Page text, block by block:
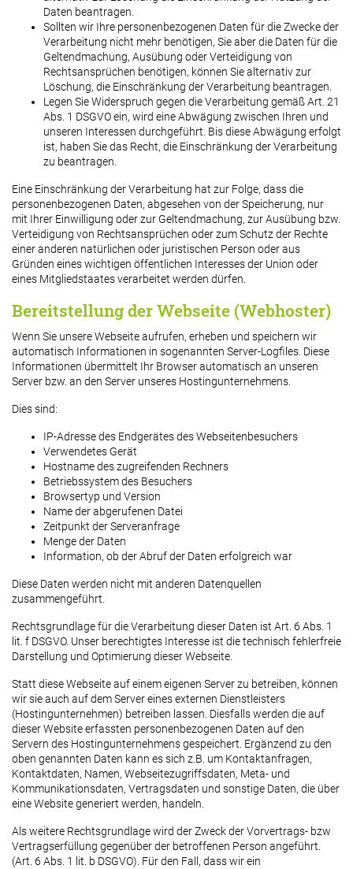
Daten beantragen.
Sollten wir Ihre personenbezogenen Daten für die Zwecke der
Verarbeitung nicht mehr benötigen, Sie aber die Daten für die
Geltendmachung, Ausübung oder Verteidigung von
Rechtsansprüchen benötigen, können Sie alternativ zur
Löschung, die Einschränkung der Verarbeitung beantragen.
Legen Sie Widerspruch gegen die Verarbeitung gemäß Art. 21
Abs. 1 DSGVO ein, wird eine Abwägung zwischen Ihren und
unseren Interessen durchgeführt. Bis diese Abwägung erfolgt
ist, haben Sie das Recht, die Einschränkung der Verarbeitung
zu beantragen.
Eine Einschränkung der Verarbeitung hat zur Folge, dass die
personenbezogenen Daten, abgesehen von der Speicherung, nur
mit Ihrer Einwilligung oder zur Geltendmachung, zur Ausübung bzw.
Verteidigung von Rechtsansprüchen oder zum Schutz der Rechte
einer anderen natürlichen oder juristischen Person oder aus
Gründen eines wichtigen öffentlichen Interesses der Union oder
eines Mitgliedstaates verarbeitet werden dürfen.
Bereitstellung der Webseite (Webhoster)
Wenn Sie unsere Webseite aufrufen, erheben und speichern wir
automatisch Informationen in sogenannten Server-Logfiles. Diese
Informationen übermittelt Ihr Browser automatisch an unseren
Server bzw. an den Server unseres Hostingunternehmens.
Dies sind:
IP-Adresse des Endgerätes des Webseitenbesuchers
Verwendetes Gerät
Hostname des zugreifenden Rechners
Betriebssystem des Besuchers
Browsertyp und Version
Name der abgerufenen Datei
Zeitpunkt der Serveranfrage
Menge der Daten
Information, ob der Abruf der Daten erfolgreich war
Diese Daten werden nicht mit anderen Datenquellen
zusammengeführt.
Rechtsgrundlage für die Verarbeitung dieser Daten ist Art. 6 Abs. 1
lit. f DSGVO. Unser berechtigtes Interesse ist die technisch fehlerfreie
Darstellung und Optimierung dieser Webseite.
Statt diese Webseite auf einem eigenen Server zu betreiben, können
wir sie auch auf dem Server eines externen Dienstleisters
(Hostingunternehmen) betreiben lassen. Diesfalls werden die auf
dieser Website erfassten personenbezogenen Daten auf den
Servern des Hostingunternehmens gespeichert. Ergänzend zu den
oben genannten Daten kann es sich z.B. um Kontaktanfragen,
Kontaktdaten, Namen, Webseitezugriffsdaten, Meta- und
Kommunikationsdaten, Vertragsdaten und sonstige Daten, die über
eine Website generiert werden, handeln.
Als weitere Rechtsgrundlage wird der Zweck der Vorvertrags- bzw
Vertragserfüllung gegenüber der betroffenen Person angeführt.
(Art. 6 Abs. 1 lit. b DSGVO). Für den Fall, dass wir ein